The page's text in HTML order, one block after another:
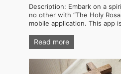
Description: Embark on a
no other with “The Holy
mobile application. This app
Read more